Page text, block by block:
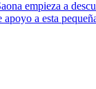
empieza a
apoyo a esta